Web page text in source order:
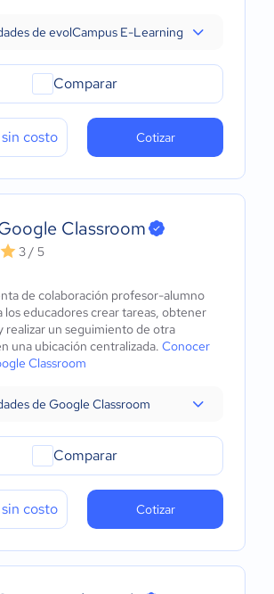
de evolCampus E-Learning
Comparar
costo Cotizar
Classroom
3 / 5
de colaboración profesor-alumno
los educadores crear tareas, obtener
realizar un seguimiento de otra
una ubicación centralizada. Conocer
Classroom
de Google Classroom
Comparar
costo Cotizar